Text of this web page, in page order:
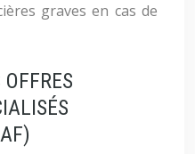
graves en cas de